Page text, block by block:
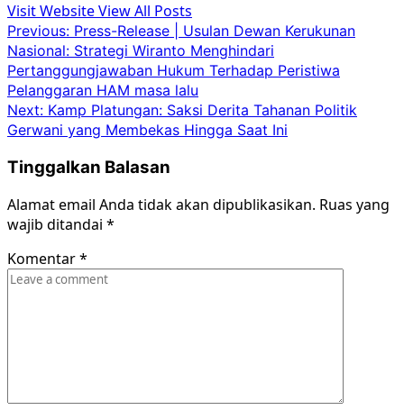
Visit WebsiteView All Posts
Post
navigation
Previous: Press-Release | Usulan Dewan Kerukunan
Nasional: Strategi Wiranto Menghindari
Pertanggungjawaban Hukum Terhadap Peristiwa
Pelanggaran HAM masa lalu
Next: Kamp Platungan: Saksi Derita Tahanan Politik
Gerwani yang Membekas Hingga Saat Ini
Tinggalkan Balasan
Alamat email Anda tidak akan dipublikasikan. Ruas yang
wajib ditandai *
Komentar*